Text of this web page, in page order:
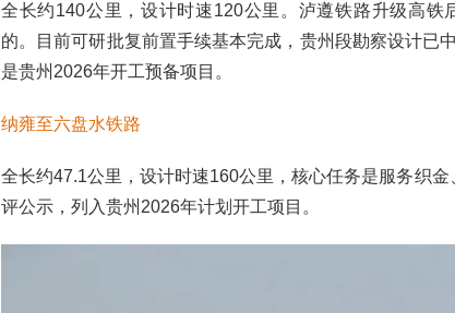
全长约140公里，设计时速120公里。泸遵铁路升级高
的。目前可研批复前置手续基本完成，贵州段勘察设计已
是贵州2026年开工预备项目。
纳雍至六盘水铁路
全长约47.1公里，设计时速160公里，核心任务是服务织
评公示，列入贵州2026年计划开工项目。